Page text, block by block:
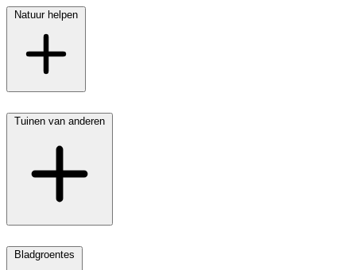
Natuur helpen
Tuinen van anderen
Bladgroentes